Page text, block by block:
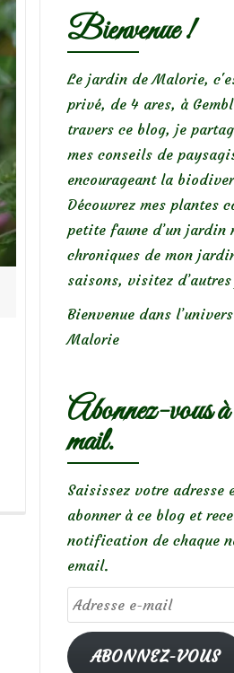
Bienvenue !
Le jardin de Malorie,
privé, de 4 ares, à
travers ce blog, je
mes conseils de
encourageant la
Découvrez mes plantes
petite faune d’un jardin
chroniques de mon
saisons, visitez
Bienvenue dans
Malorie
Abonnez-vous à
mail.
Saisissez votre adresse
abonner à ce blog et
notification de chaque
email.
Adresse
e-
mailABONNEZ-VOUS